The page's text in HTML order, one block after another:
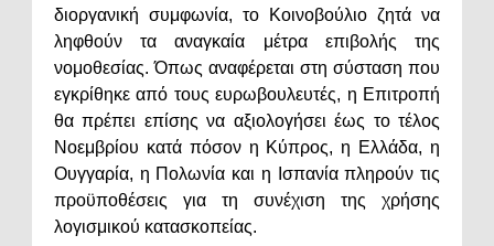
διοργανική συμφωνία, το Κοινοβούλιο ζητά να
ληφθούν τα αναγκαία μέτρα επιβολής της
νομοθεσίας. Όπως αναφέρεται στη σύσταση που
εγκρίθηκε από τους ευρωβουλευτές, η Επιτροπή
θα πρέπει επίσης να αξιολογήσει έως το τέλος
Νοεμβρίου κατά πόσον η Κύπρος, η Ελλάδα, η
Ουγγαρία, η Πολωνία και η Ισπανία πληρούν τις
προϋποθέσεις για τη συνέχιση της χρήσης
λογισμικού κατασκοπείας.